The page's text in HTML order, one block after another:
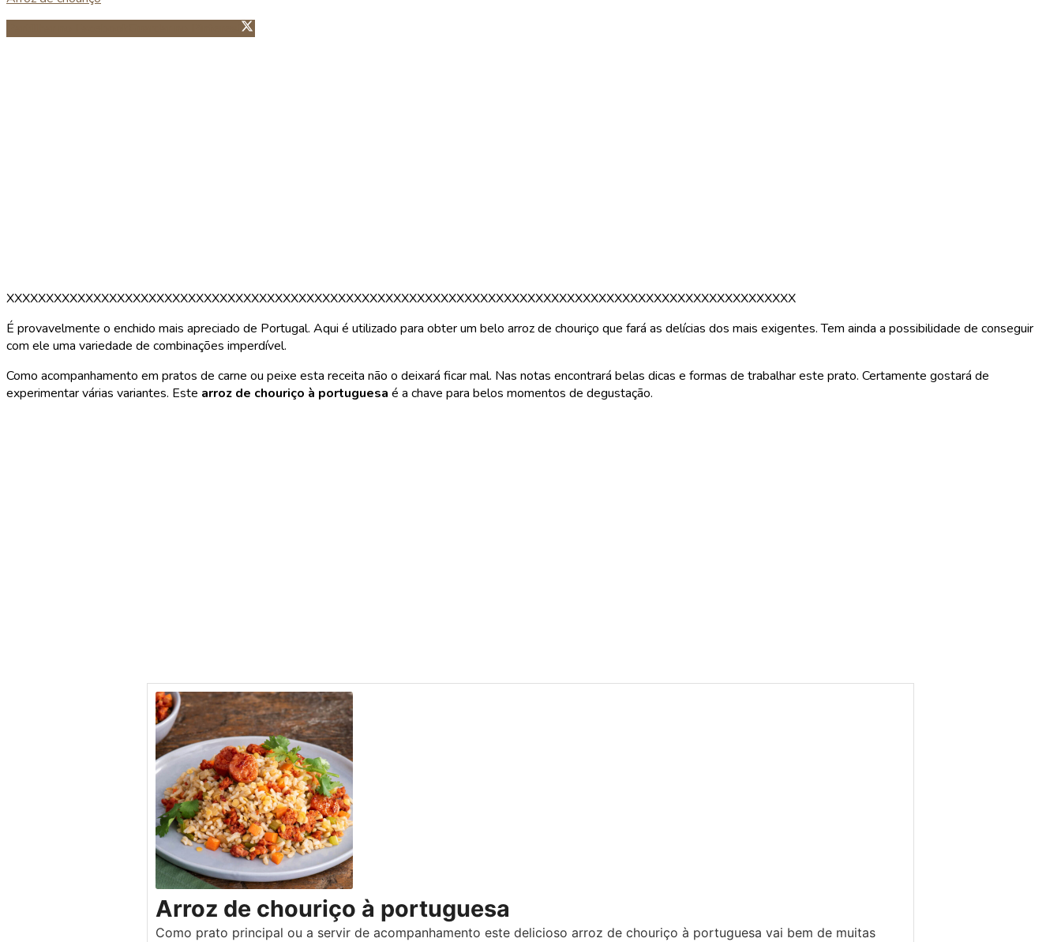
Guardar no Pinterest
XXXXXXXXXXXXXXXXXXXXXXXXXXXXXXXXXXXXXXXXXXXXXXXXXXXXXXXXXXXXXXXXXXXXXXXXXXXXXXXXXXXXXXXXXXXXXXXXXXXX
É provavelmente o enchido mais apreciado de Portugal. Aqui é utilizado para obter um belo arroz de chouriço que fará as delícias dos mais exigentes. Tem ainda a possibilidade de conseguir
com ele uma variedade de combinações imperdível.
Como acompanhamento em pratos de carne ou peixe esta receita não o deixará ficar mal. Nas notas encontrará belas dicas e formas de trabalhar este prato. Certamente gostará de
experimentar várias variantes. Este arroz de chouriço à portuguesa é a chave para belos momentos de degustação.
Arroz de chouriço à portuguesa
Como prato principal ou a servir de acompanhamento este delicioso arroz de chouriço à portuguesa vai bem de muitas